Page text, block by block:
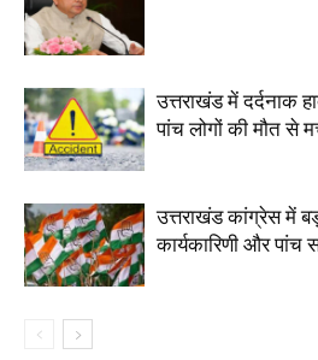
उत्तराखंड में दर्दनाक
पांच लोगों की मौत से
उत्तराखंड कांग्रेस में
कार्यकारिणी और पांच